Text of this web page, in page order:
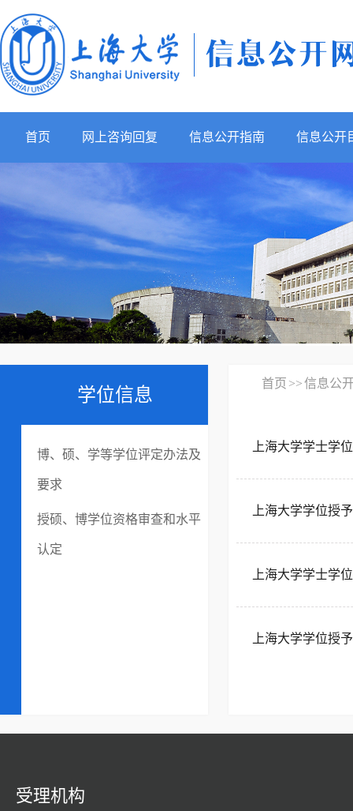
首页 网上咨询回复 信息公开指南 信息公开
学位信息
博、硕、学等学位评定办法及
要求
授硕、博学位资格审查和水平
认定
首页 >>信息公
上海大学学士学
上海大学学位授
上海大学学士学
上海大学学位授
受理机构